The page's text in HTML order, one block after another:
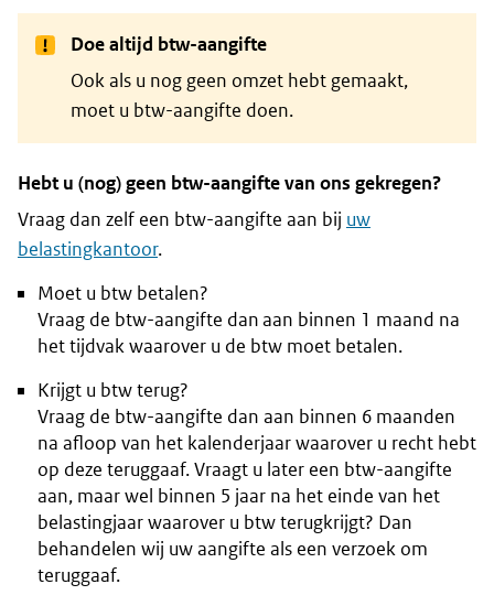
Doe altijd btw-aangifte
Ook als u nog geen omzet hebt gemaakt,
moet u btw-aangifte doen.
Hebt u (nog) geen btw-aangifte van ons gekregen?
Vraag dan zelf een btw-aangifte aan bij uw
belastingkantoor.
Moet u btw betalen?
Vraag de btw-aangifte dan aan binnen 1 maand na
het tijdvak waarover u de btw moet betalen.
Krijgt u btw terug?
Vraag de btw-aangifte dan aan binnen 6 maanden
na afloop van het kalenderjaar waarover u recht hebt
op deze teruggaaf. Vraagt u later een btw-aangifte
aan, maar wel binnen 5 jaar na het einde van het
belastingjaar waarover u btw terugkrijgt? Dan
behandelen wij uw aangifte als een verzoek om
teruggaaf.